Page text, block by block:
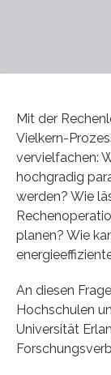
Mit der
Vielkern-
vervielfachen:
hochgradig
werden? Wie
planen? Wie
An diesen
Hochschulen
Universität